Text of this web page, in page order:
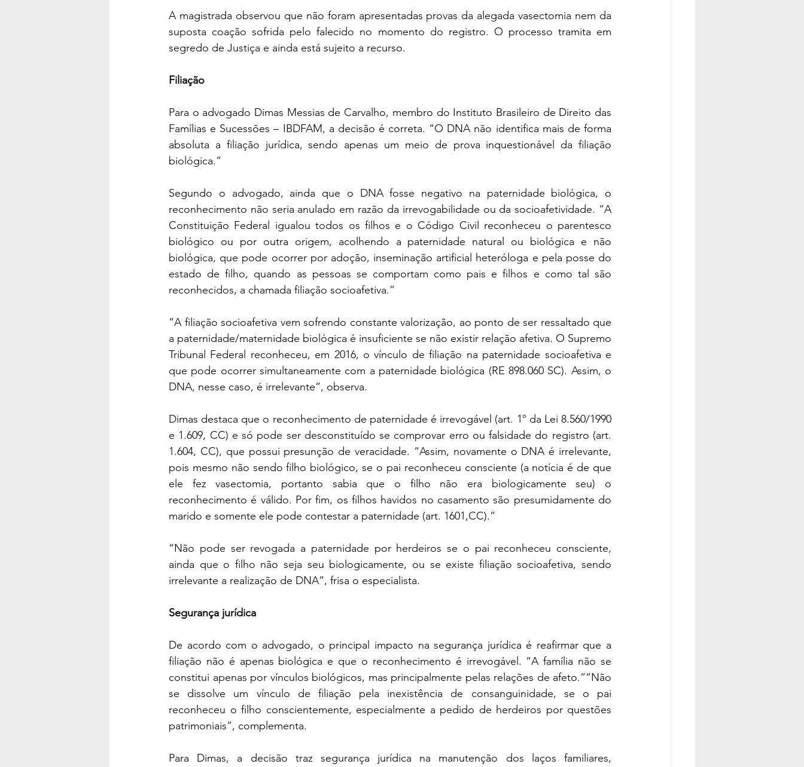
A magistrada observou que não foram apresentadas provas da alegada vasectomia nem da
suposta coação sofrida pelo falecido no momento do registro. O processo tramita em
segredo de Justiça e ainda está sujeito a recurso.
Filiação
Para o advogado Dimas Messias de Carvalho, membro do Instituto Brasileiro de Direito das
Famílias e Sucessões – IBDFAM, a decisão é correta. “O DNA não identifica mais de forma
absoluta a filiação jurídica, sendo apenas um meio de prova inquestionável da filiação
biológica.”
Segundo o advogado, ainda que o DNA fosse negativo na paternidade biológica, o
reconhecimento não seria anulado em razão da irrevogabilidade ou da socioafetividade. “A
Constituição Federal igualou todos os filhos e o Código Civil reconheceu o parentesco
biológico ou por outra origem, acolhendo a paternidade natural ou biológica e não
biológica, que pode ocorrer por adoção, inseminação artificial heteróloga e pela posse do
estado de filho, quando as pessoas se comportam como pais e filhos e como tal são
reconhecidos, a chamada filiação socioafetiva.”
“A filiação socioafetiva vem sofrendo constante valorização, ao ponto de ser ressaltado que
a paternidade/maternidade biológica é insuficiente se não existir relação afetiva. O Supremo
Tribunal Federal reconheceu, em 2016, o vínculo de filiação na paternidade socioafetiva e
que pode ocorrer simultaneamente com a paternidade biológica (RE 898.060 SC). Assim, o
DNA, nesse caso, é irrelevante”, observa.
Dimas destaca que o reconhecimento de paternidade é irrevogável (art. 1º da Lei 8.560/1990
e 1.609, CC) e só pode ser desconstituído se comprovar erro ou falsidade do registro (art.
1.604, CC), que possui presunção de veracidade. “Assim, novamente o DNA é irrelevante,
pois mesmo não sendo filho biológico, se o pai reconheceu consciente (a notícia é de que
ele fez vasectomia, portanto sabia que o filho não era biologicamente seu) o
reconhecimento é válido. Por fim, os filhos havidos no casamento são presumidamente do
marido e somente ele pode contestar a paternidade (art. 1601,CC).”
“Não pode ser revogada a paternidade por herdeiros se o pai reconheceu consciente,
ainda que o filho não seja seu biologicamente, ou se existe filiação socioafetiva, sendo
irrelevante a realização de DNA”, frisa o especialista.
Segurança jurídica
De acordo com o advogado, o principal impacto na segurança jurídica é reafirmar que a
filiação não é apenas biológica e que o reconhecimento é irrevogável. “A família não se
constitui apenas por vínculos biológicos, mas principalmente pelas relações de afeto.”“Não
se dissolve um vínculo de filiação pela inexistência de consanguinidade, se o pai
reconheceu o filho conscientemente, especialmente a pedido de herdeiros por questões
patrimoniais”, complementa.
Para Dimas, a decisão traz segurança jurídica na manutenção dos laços familiares,